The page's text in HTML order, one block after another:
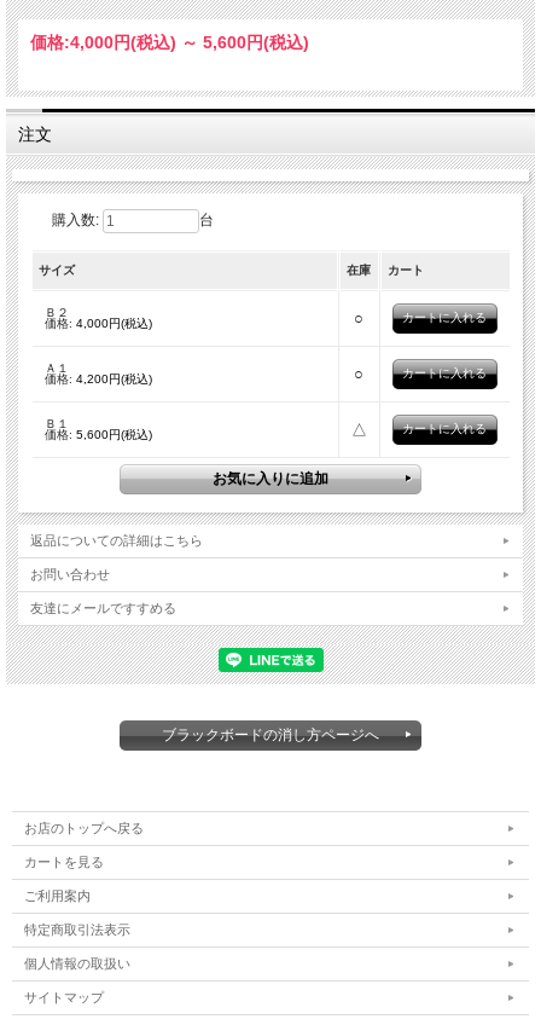
■サイズ
Ｂ1（W×H×D)750X1050X1.5mm
■重量
Ｂ２：-kg
Ａ１：-kg
Ｂ１：-kg
■用途：A型ポスター看板交換用の表面カバー
■対応商品品番：AUC-A1/AUC-B1/AUC-B2
AN-A1/ANW-A1/AN-B1/ANW-B1/AN-B2/ANW-B2
■注意事項：メーカーによりポスター看板のサイズが異なるため、サイズをご確認
価格:4,000円(税込) ～ 5,600円(税込)
注文
購入数: 台
サイズ 在庫 カート
Ｂ２
価格: 4,000円(税込) ○
Ａ１
価格: 4,200円(税込) ○
Ｂ１
価格: 5,600円(税込) △
返品についての詳細はこちら
お問い合わせ
友達にメールですすめる
ブラックボードの消し方ページへ
お店のトップへ戻る
カートを見る
ご利用案内
特定商取引法表示
個人情報の取扱い
サイトマップ